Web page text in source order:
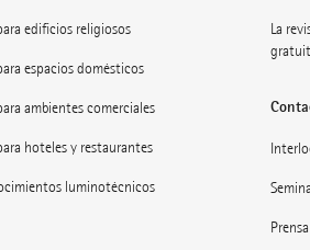
edificios religiosos
espacios domésticos
ambientes comerciales
hoteles y restaurantes
luminotécnicos
La
Prensa